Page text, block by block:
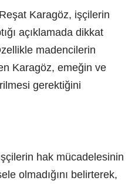
Karagöz, işçilerin
açıklamada dikkat
madencilerin
Karagöz, emeğin ve
gerektiğini
hak mücadelesinin
olmadığını belirterek,